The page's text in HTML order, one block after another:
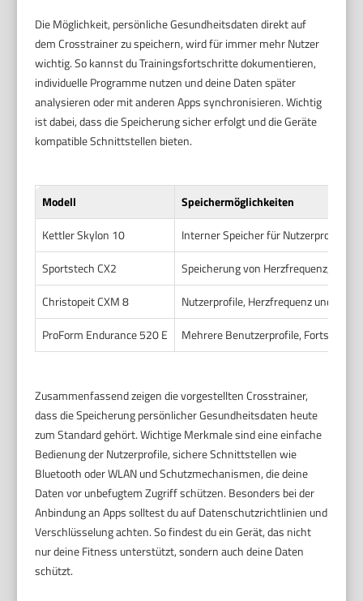
Die Möglichkeit, persönliche Gesundheitsdaten direkt auf
dem Crosstrainer zu speichern, wird für immer mehr Nutzer
wichtig. So kannst du Trainingsfortschritte dokumentieren,
individuelle Programme nutzen und deine Daten später
analysieren oder mit anderen Apps synchronisieren. Wichtig
ist dabei, dass die Speicherung sicher erfolgt und die Geräte
kompatible Schnittstellen bieten.
Modell
Speichermöglichkeiten
Kettler Skylon 10
Interner Speicher für Nutzerprofile
Sportstech CX2
Speicherung von Herzfrequenz,
Christopeit CXM 8
Nutzerprofile, Herzfrequenz und
ProForm Endurance 520 E
Mehrere Benutzerprofile,
Zusammenfassend zeigen die vorgestellten Crosstrainer,
dass die Speicherung persönlicher Gesundheitsdaten heute
zum Standard gehört. Wichtige Merkmale sind eine einfache
Bedienung der Nutzerprofile, sichere Schnittstellen wie
Bluetooth oder WLAN und Schutzmechanismen, die deine
Daten vor unbefugtem Zugriff schützen. Besonders bei der
Anbindung an Apps solltest du auf Datenschutzrichtlinien und
Verschlüsselung achten. So findest du ein Gerät, das nicht
nur deine Fitness unterstützt, sondern auch deine Daten
schützt.